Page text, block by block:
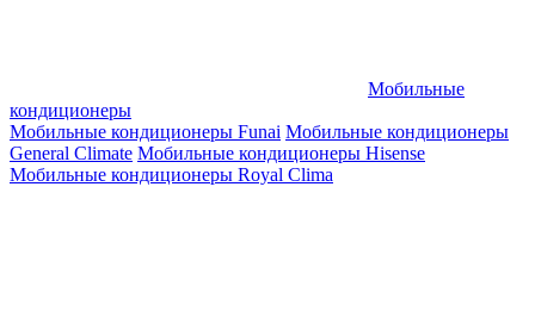
Мобильные
кондиционеры
Мобильные кондиционеры Funai Мобильные кондиционеры
General Climate Мобильные кондиционеры Hisense
Мобильные кондиционеры Royal Clima